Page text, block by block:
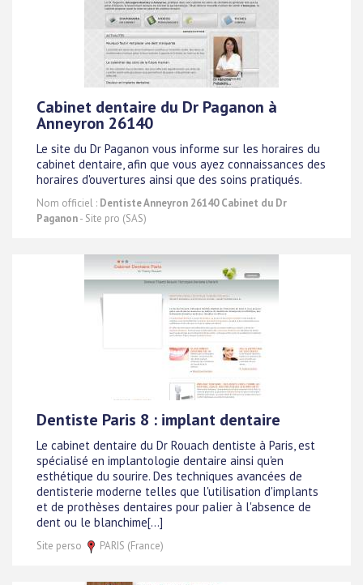
Cabinet dentaire du Dr Paganon à
Anneyron 26140
Le site du Dr Paganon vous informe sur les horaires du
cabinet dentaire, afin que vous ayez connaissances des
horaires d'ouvertures ainsi que des soins pratiqués.
Nom officiel : Dentiste Anneyron 26140 Cabinet du Dr
Paganon- Site pro (SAS)
Dentiste Paris 8 : implant dentaire
Le cabinet dentaire du Dr Rouach dentiste à Paris, est
spécialisé en implantologie dentaire ainsi qu'en
esthétique du sourire. Des techniques avancées de
dentisterie moderne telles que l'utilisation d'implants
et de prothèses dentaires pour palier à l'absence de
dent ou le blanchime[...]
Site perso PARIS (France)